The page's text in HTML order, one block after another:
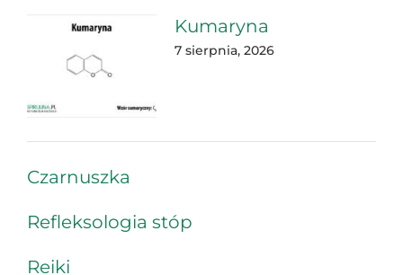
Kumaryna
7 sierpnia, 2026
Czarnuszka
Refleksologia stóp
Reiki